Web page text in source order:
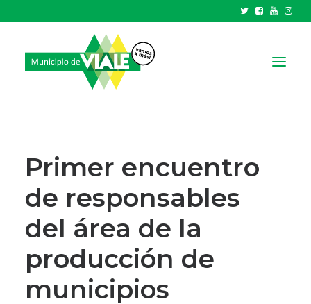
GOBIERNO
HCD
TRÁMITES Y SERVICIOS
CIUDAD
PARQUE INDUSTRIAL
RECAUDACIONES
Primer encuentro
de responsables
del área de la
producción de
municipios